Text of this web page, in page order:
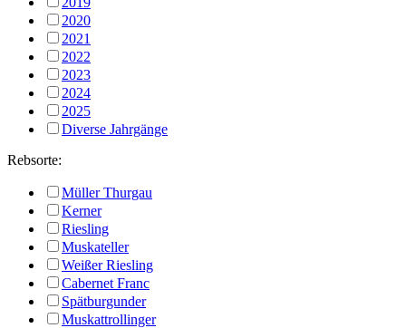
2020
2021
2022
2023
2024
2025
Diverse Jahrgänge
Rebsorte:
Müller Thurgau
Kerner
Riesling
Muskateller
Weißer Riesling
Cabernet Franc
Spätburgunder
Muskattrollinger